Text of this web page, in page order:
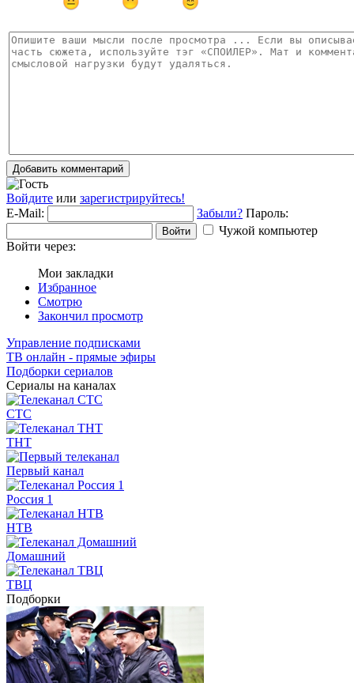
Добавить комментарий
Войдите или зарегистрируйтесь!
E-Mail:
Забыли? Пароль:
Войти
Чужой компьютер
Войти через:
Мои закладки
Избранное
Смотрю
Закончил просмотр
Управление подписками
ТВ онлайн - прямые эфиры
Подборки сериалов
Сериалы на каналах
СТС
ТНТ
Первый канал
Россия 1
НТВ
Домашний
ТВЦ
Подборки